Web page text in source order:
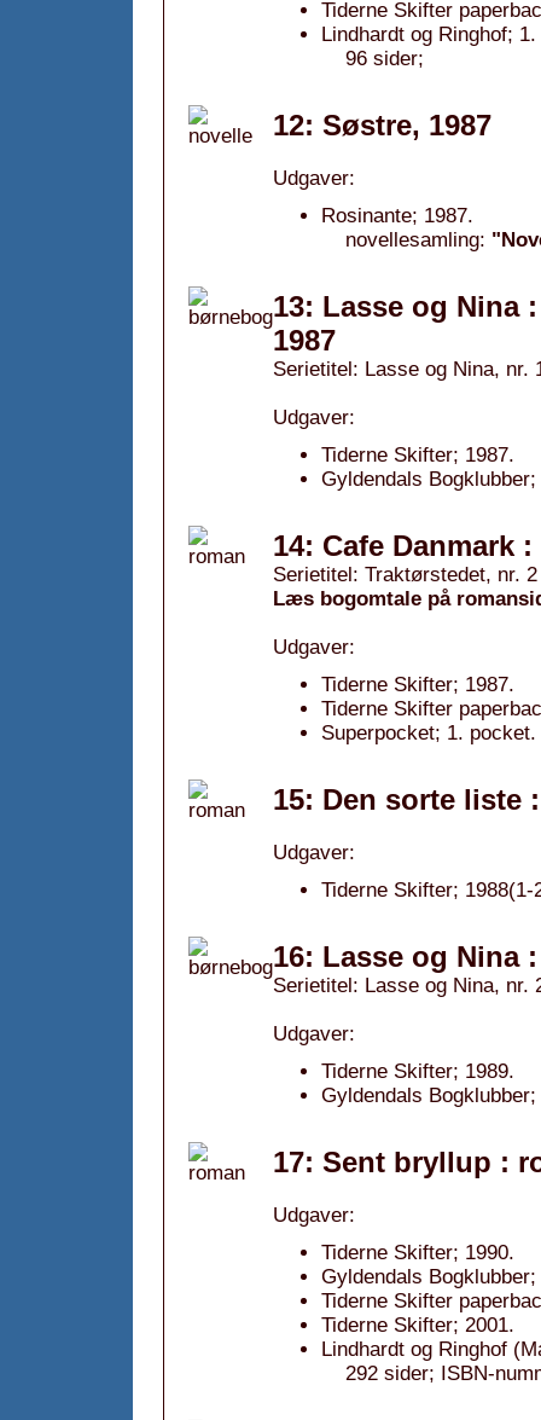
Tiderne Skifter
Lindhardt og Ringhof;
96 sider;
12: Søstre, 1987
Udgaver:
Rosinante; 1987.
novellesamling:
13: Lasse og Nina
1987
Serietitel: Lasse og Nina, nr.
Udgaver:
Tiderne Skifter; 1987.
Gyldendals
14: Cafe Danmark
Serietitel: Traktørstedet, nr. 2
Læs bogomtale på
Udgaver:
Tiderne Skifter; 1987.
Tiderne Skifter
Superpocket; 1.
15: Den sorte liste
Udgaver:
Tiderne Skifter; 1988(1-
16: Lasse og Nina
Serietitel: Lasse og Nina, nr.
Udgaver:
Tiderne Skifter; 1989.
Gyldendals
17: Sent bryllup :
Udgaver:
Tiderne Skifter; 1990.
Gyldendals
Tiderne Skifter
Tiderne Skifter; 2001.
Lindhardt og Ringhof
292 sider; ISBN-